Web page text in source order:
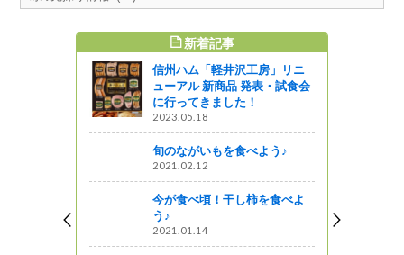
新着記事
信州ハム「軽井沢工房」リニ
ューアル 新商品 発表・試食会
に行ってきました！
2023.05.18
旬のながいもを食べよう♪
2021.02.12
今が食べ頃！干し柿を食べよ
う♪
2021.01.14